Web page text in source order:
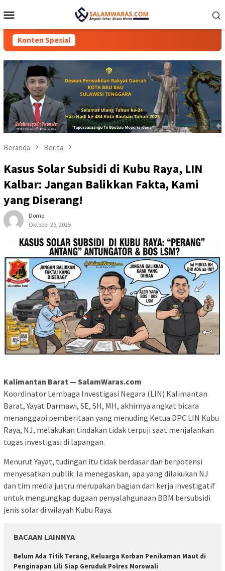
ke
Mobile
Konten Spesial
Beranda Berita
Kasus Solar Subsidi di Kubu Raya, LIN
Kalbar: Jangan Balikkan Fakta, Kami
yang Diserang!
Domo
Oktober 26, 2025
Kalimantan Barat — SalamWaras.com
Koordinator Lembaga Investigasi Negara (LIN) Kalimantan
Barat, Yayat Darmawi, SE, SH, MH, akhirnya angkat bicara
menanggapi pemberitaan yang menuding Ketua DPC LIN Kubu
Raya, NJ, melakukan tindakan tidak terpuji saat menjalankan
tugas investigasi di lapangan.
Menurut Yayat, tudingan itu tidak berdasar dan berpotensi
menyesatkan publik. Ia menegaskan, apa yang dilakukan NJ
dan tim media justru merupakan bagian dari kerja investigatif
untuk mengungkap dugaan penyalahgunaan BBM bersubsidi
jenis solar di wilayah Kubu Raya.
BACAAN LAINNYA
Belum Ada Titik Terang, Keluarga Korban Penikaman Maut di
Penginapan Lili Siap Geruduk Polres Morowali